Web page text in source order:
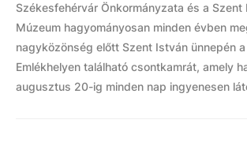
Székesfehérvár Önkormányzata és a Szent
Múzeum hagyományosan minden évben
nagyközönség előtt Szent István ünnepén
Emlékhelyen található csontkamrát, amely
augusztus 20-ig minden nap ingyenesen